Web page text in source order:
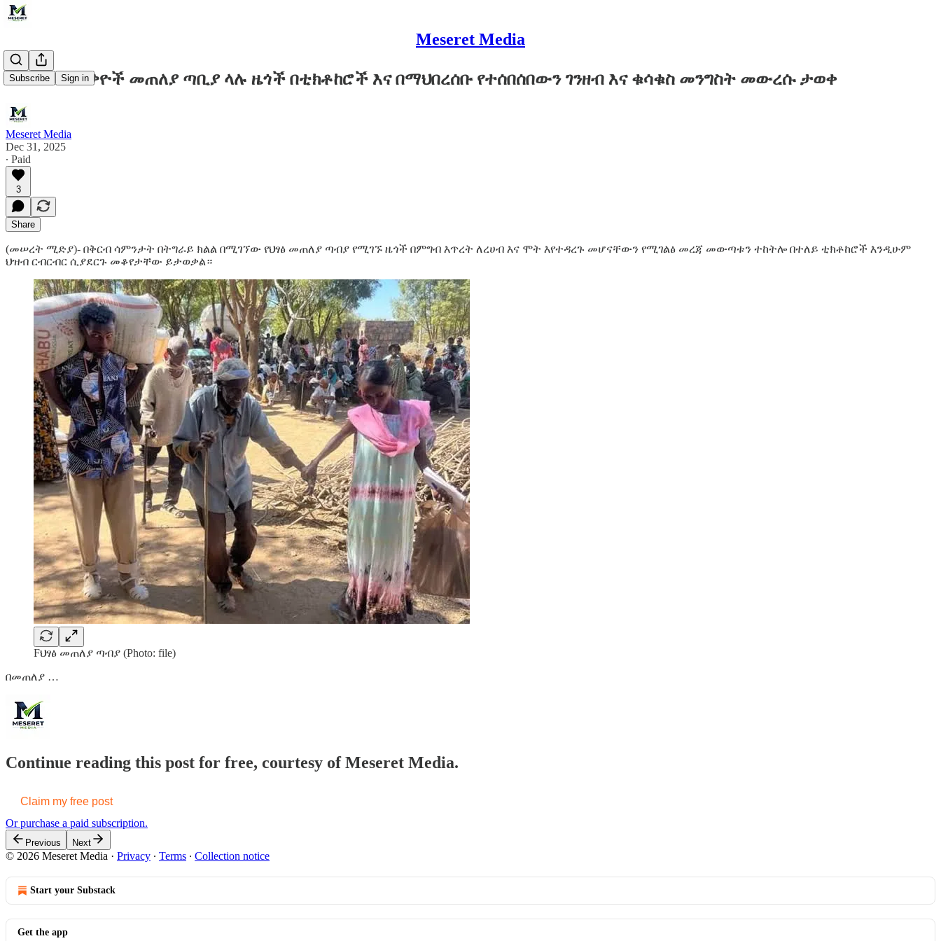
Meseret Media
Subscribe Sign in
በህፃፅ የተፈናቃዮች መጠለያ ጣቢያ ላሉ ዜጎች በቲክቶከሮች እና በማህበረሰቡ የተሰበሰበውን ገንዘብ እና ቁሳቁስ መንግስት መውረሱ ታወቀ
Meseret Media
Dec 31, 2025
∙ Paid
3
Share
(መሠረት ሚድያ)- በቅርብ ሳምንታት በትግራይ ክልል በሚገኘው የህፃፅ መጠለያ ጣብያ የሚገኙ ዜጎች በምግብ እጥረት ለረሀብ እና ሞት እየተዳረጉ መሆናቸውን የሚገልፅ መረጃ መውጣቱን ተከትሎ በተለይ ቲክቶከሮች እንዲሁም
ህዝብ ርብርብር ሲያደርጉ መቆየታቸው ይታወቃል።
Fህፃፅ መጠለያ ጣብያ (Photo: file)
በመጠለያ …
Continue reading this post for free, courtesy of Meseret Media.
Claim my free post
Or purchase a paid subscription.
Previous Next
© 2026 Meseret Media · Privacy ∙ Terms ∙ Collection notice
Start your Substack
Get the app